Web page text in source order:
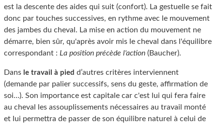
est la descente des aides qui suit (confort). La gestuelle se fait
donc par touches successives, en rythme avec le mouvement
des jambes du cheval. La mise en action du mouvement ne
démarre, bien sûr, qu'après avoir mis le cheval dans l'équilibre
correspondant : La position précède l'action (Baucher).
Dans le travail à pied d’autres critères interviennent
(demande par palier successifs, sens du geste, affirmation de
soi…). Son importance est capitale car c'est lui qui fera faire
au cheval les assouplissements nécessaires au travail monté
et lui permettra de passer de son équilibre naturel à celui de